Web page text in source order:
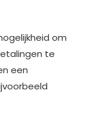
om
te
een